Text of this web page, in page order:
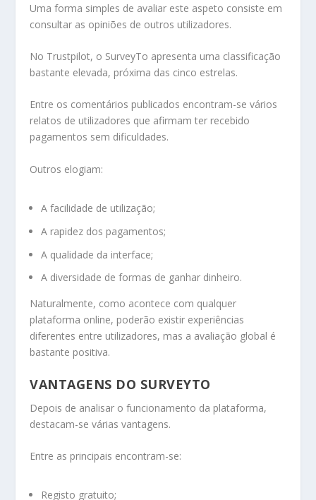
Uma forma simples de avaliar este aspeto consiste em
consultar as opiniões de outros utilizadores.
No Trustpilot, o SurveyTo apresenta uma classificação
bastante elevada, próxima das cinco estrelas.
Entre os comentários publicados encontram-se vários
relatos de utilizadores que afirmam ter recebido
pagamentos sem dificuldades.
Outros elogiam:
A facilidade de utilização;
A rapidez dos pagamentos;
A qualidade da interface;
A diversidade de formas de ganhar dinheiro.
Naturalmente, como acontece com qualquer
plataforma online, poderão existir experiências
diferentes entre utilizadores, mas a avaliação global é
bastante positiva.
VANTAGENS DO SURVEYTO
Depois de analisar o funcionamento da plataforma,
destacam-se várias vantagens.
Entre as principais encontram-se:
Registo gratuito;